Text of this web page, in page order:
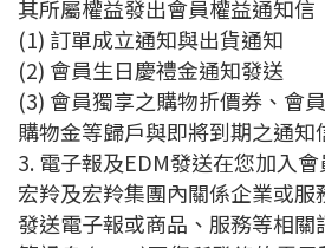
其所屬權益發出會員權益通知信
(1) 訂單成立通知與出貨通知
(2) 會員生日慶禮金通知發送
(3) 會員獨享之購物折價券、會
購物金等歸戶與即將到期之通知
3. 電子報及EDM發送在您加入
宏羚及宏羚集團內關係企業或
發送電子報或商品、服務等相